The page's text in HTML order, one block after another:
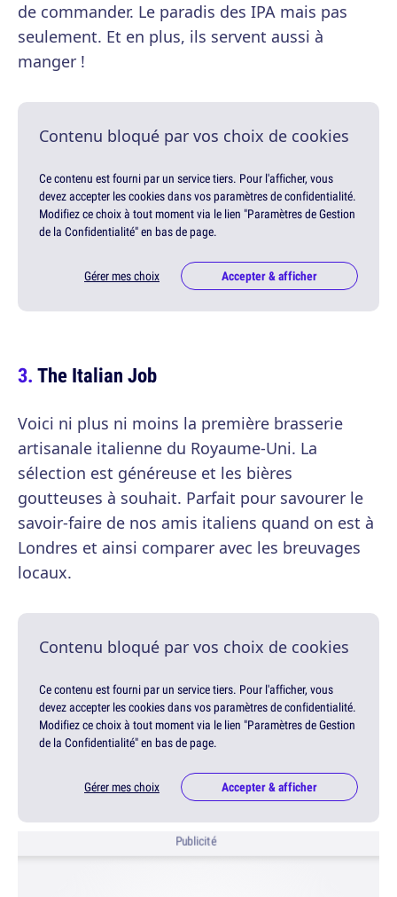
de commander. Le paradis des IPA mais pas
seulement. Et en plus, ils servent aussi à
manger !
Contenu bloqué par vos choix de cookies
Ce contenu est fourni par un service tiers. Pour l'afficher, vous
devez accepter les cookies dans vos paramètres de confidentialité.
Modifiez ce choix à tout moment via le lien "Paramètres de Gestion
de la Confidentialité" en bas de page.
Gérer mes choix Accepter & afficher
The Italian Job
Voici ni plus ni moins la première brasserie
artisanale italienne du Royaume-Uni. La
sélection est généreuse et les bières
goutteuses à souhait. Parfait pour savourer le
savoir-faire de nos amis italiens quand on est à
Londres et ainsi comparer avec les breuvages
locaux.
Contenu bloqué par vos choix de cookies
Ce contenu est fourni par un service tiers. Pour l'afficher, vous
devez accepter les cookies dans vos paramètres de confidentialité.
Modifiez ce choix à tout moment via le lien "Paramètres de Gestion
de la Confidentialité" en bas de page.
Gérer mes choix Accepter & afficher
Publicité